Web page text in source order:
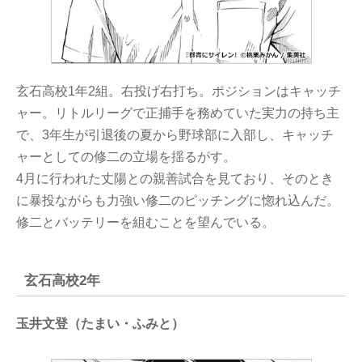
玄石高校1年2組。右投げ右打ち。ポジションはキャッチ
ャー。リトルリーグで正捕手を務めていた実力の持ち主
で、3年生が引退後の夏から野球部に入部し、キャッチ
ャーとしての修二の立場を揺るがす。
4月に行われた丈陽との親善試合を見ており、そのとき
に暴投ながらも力強い修二のピッチングに惚れ込んだ。
修二とバッテリーを組むことを望んでいる。
玄石高校2年
玉井文登（たまい・ふみと）